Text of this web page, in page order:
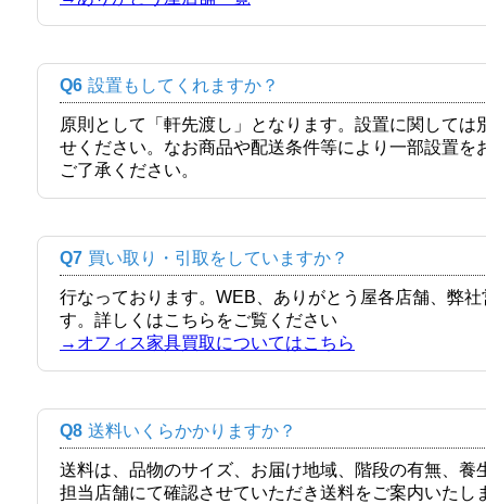
Q6 設置もしてくれますか？
原則として「軒先渡し」となります。設置に関して
せください。なお商品や配送条件等により一部設置
ご了承ください。
Q7 買い取り・引取をしていますか？
行なっております。WEB、ありがとう屋各店舗、弊
す。詳しくはこちらをご覧ください
→オフィス家具買取についてはこちら
Q8 送料いくらかかりますか？
送料は、品物のサイズ、お届け地域、階段の有無、
担当店舗にて確認させていただき送料をご案内いたし